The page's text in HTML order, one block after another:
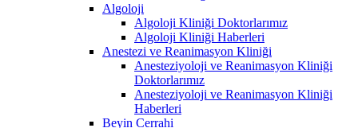
Algoloji
Algoloji Kliniği Doktorlarımız
Algoloji Kliniği Haberleri
Anestezi ve Reanimasyon Kliniği
Anesteziyoloji ve Reanimasyon Kliniği
Doktorlarımız
Anesteziyoloji ve Reanimasyon Kliniği
Haberleri
Beyin Cerrahi